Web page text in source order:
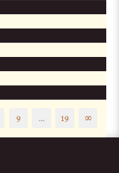
9 … 19 ∞